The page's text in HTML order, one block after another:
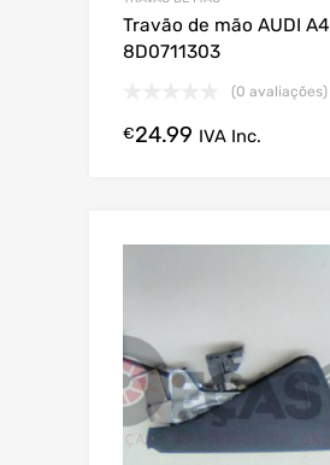
Travão de mão AUDI A4
8D0711303
(0 avaliações)
€24.99 IVA Inc.